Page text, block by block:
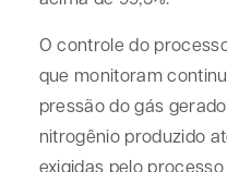
O controle do
que monitoram
pressão do gás
nitrogênio produzido
exigidas pelo